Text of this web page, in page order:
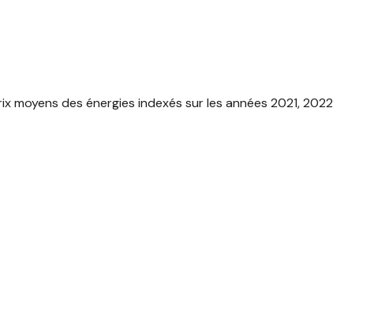
des énergies indexés sur les années 2021, 2022